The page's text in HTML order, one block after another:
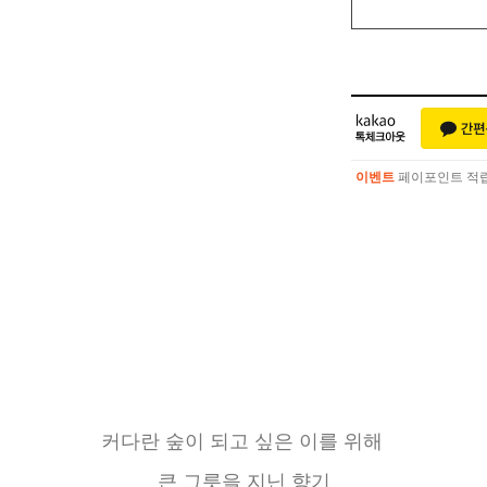
이벤트 페이포인트 적립
커다란 숲이 되고 싶은 이를 위해
큰 그릇을 지닌 향기